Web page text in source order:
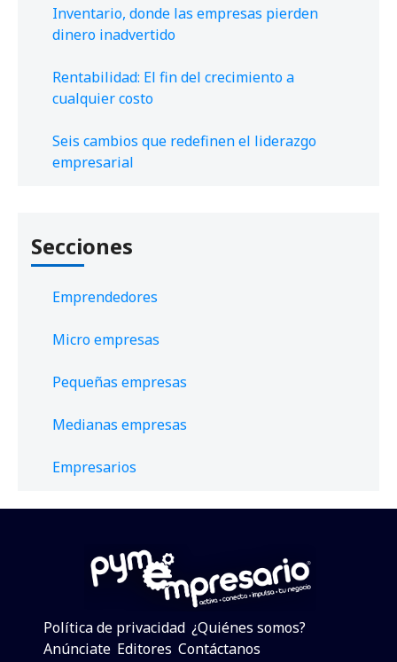
Inventario, donde las empresas pierden
dinero inadvertido
Rentabilidad: El fin del crecimiento a
cualquier costo
Seis cambios que redefinen el liderazgo
empresarial
Secciones
Emprendedores
Micro empresas
Pequeñas empresas
Medianas empresas
Empresarios
Política de privacidad ¿Quiénes somos?
Anúnciate Editores Contáctanos